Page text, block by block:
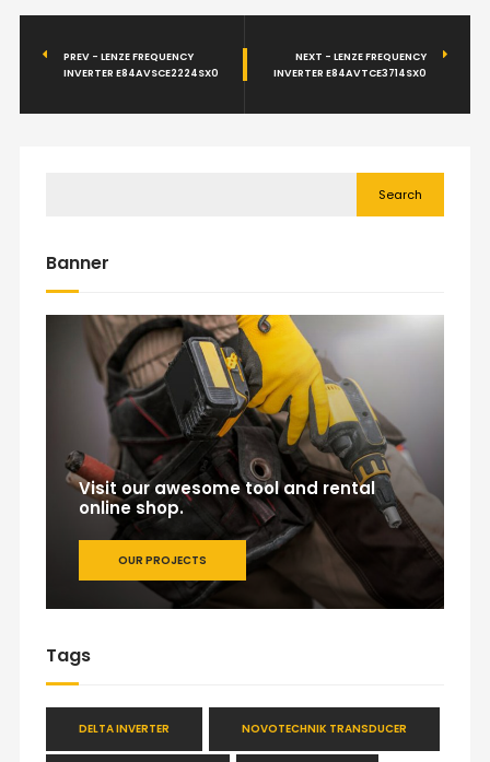
PREV - LENZE FREQUENCY
INVERTER E84AVSCE2224SX0
NEXT - LENZE FREQUENCY
INVERTER E84AVTCE3714SX0
Search
Banner
Visit our awesome tool and rental
online shop.
OUR PROJECTS
Tags
DELTA INVERTER NOVOTECHNIK TRANSDUCER